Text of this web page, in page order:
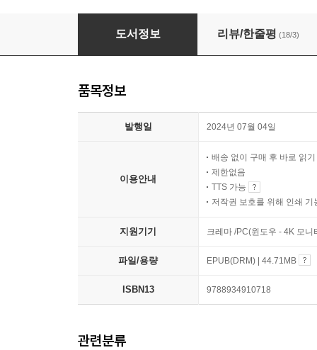
초저출산은 왜 생겼을까?
도서정보 리뷰/한줄평 (18/3)
품목정보
발행일 2024년 07월 04일
이용안내
배송 없이 구매 후 바로 읽기
제한없음
TTS 가능
저작권 보호를 위해 인쇄 기
지원기기 크레마 /PC(윈도우 - 4K 모
파일/용량 EPUB(DRM) | 44.71MB
ISBN13 9788934910718
관련분류